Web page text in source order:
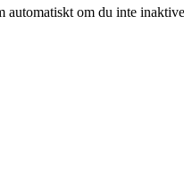
om du inte